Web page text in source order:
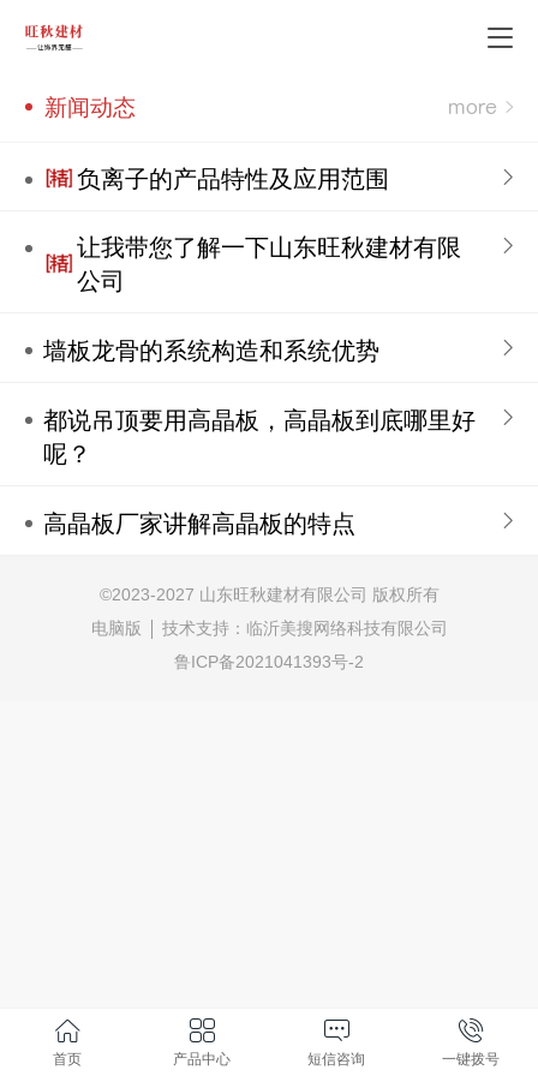
新闻动态
负离子的产品特性及应用范围
让我带您了解一下山东旺秋建材有限
公司
墙板龙骨的系统构造和系统优势
都说吊顶要用高晶板，高晶板到底哪里好
呢？
高晶板厂家讲解高晶板的特点
©2023-2027 山东旺秋建材有限公司 版权所有
电脑版
技术支持： 临沂美搜网络科技有限公司
鲁ICP备2021041393号-2
首页 产品中心 短信咨询 一键拨号